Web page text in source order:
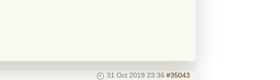
31 Oct 2019 23:36 #35043